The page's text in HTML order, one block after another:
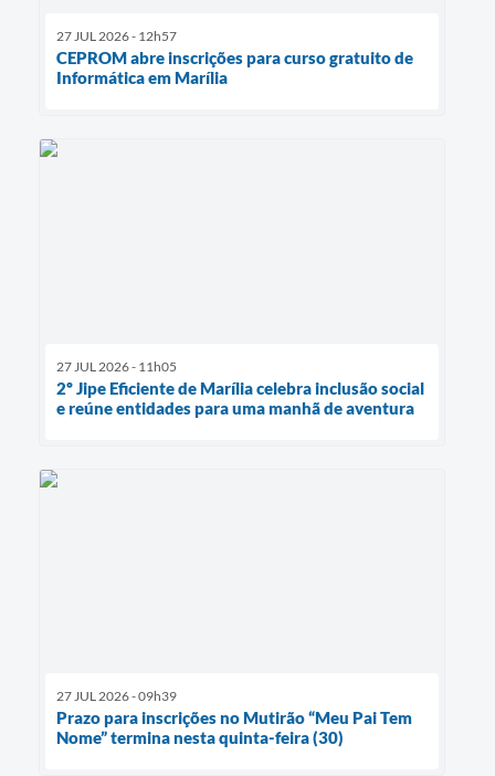
27 JUL 2026 - 12h57
CEPROM abre inscrições para curso gratuito de
Informática em Marília
27 JUL 2026 - 11h05
2º Jipe Eficiente de Marília celebra inclusão social
e reúne entidades para uma manhã de aventura
27 JUL 2026 - 09h39
Prazo para inscrições no Mutirão “Meu Pai Tem
Nome” termina nesta quinta-feira (30)